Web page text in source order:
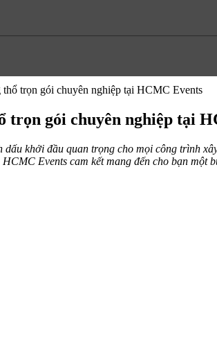
trọn gói chuyên nghiệp tại HCMC Events
trọn gói chuyên nghiệp tại
khởi đầu quan trọng cho mọi công trình
Events cam kết mang đến cho bạn một